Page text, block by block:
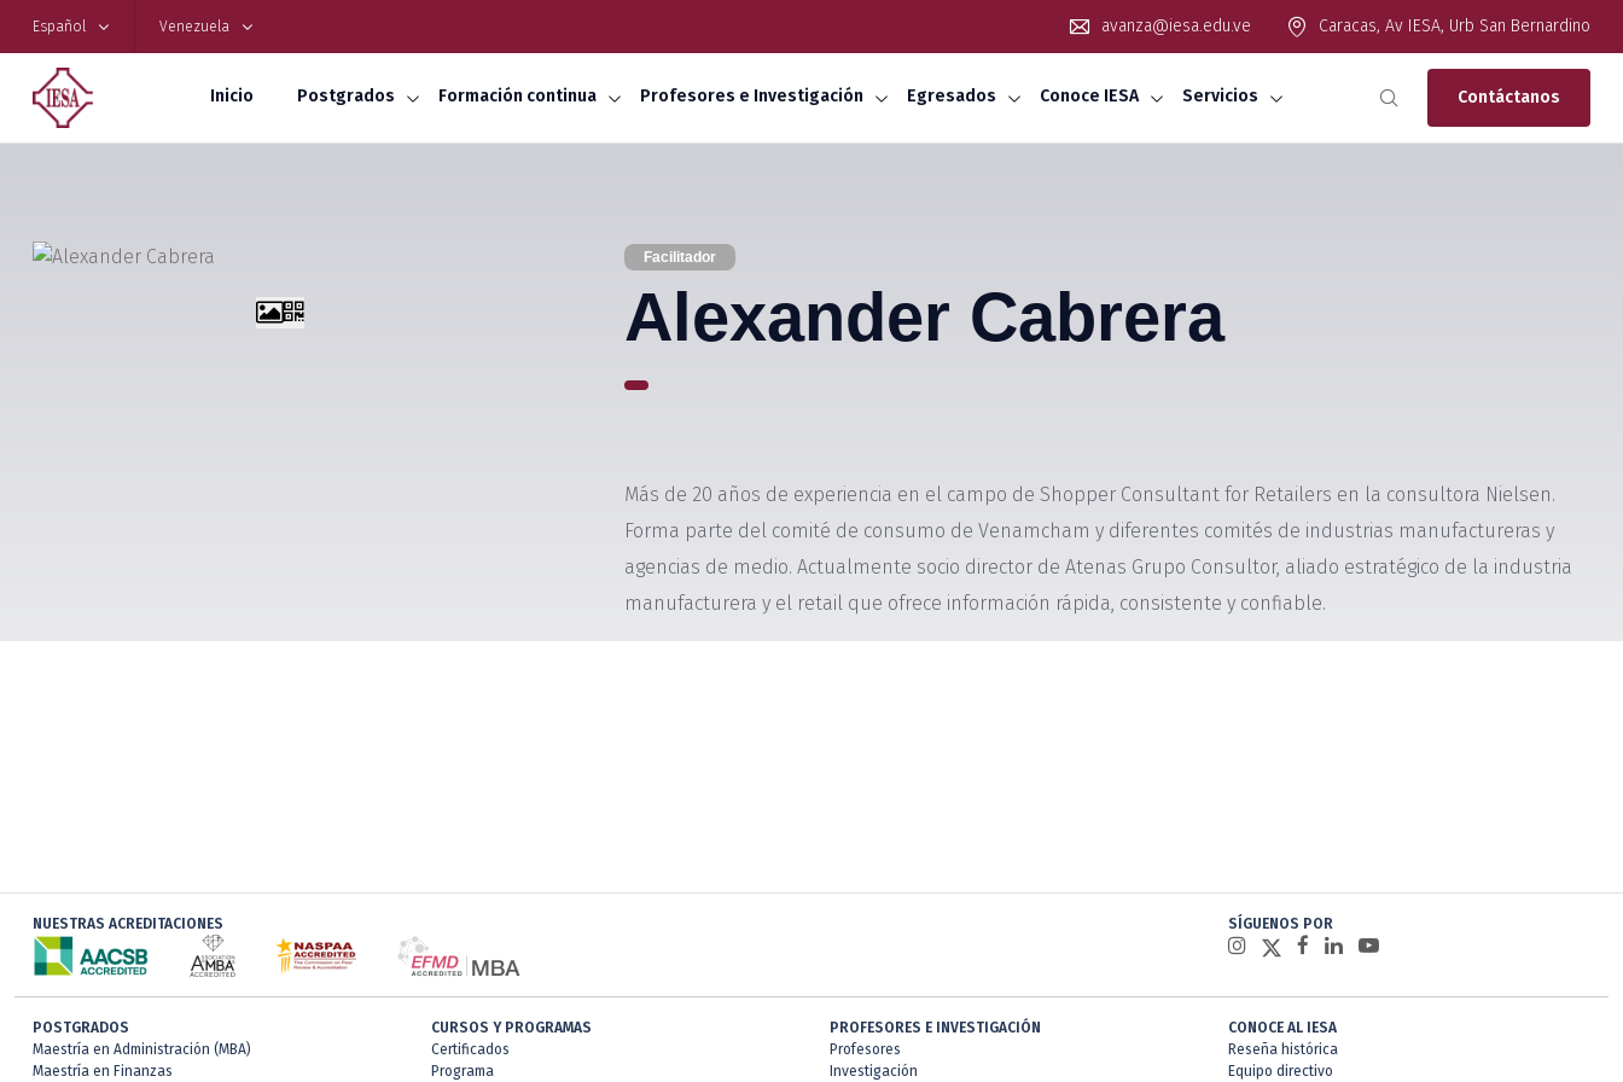
Español Venezuela avanza@iesa.edu.ve Caracas, Av IESA, Urb San Bernardino
Inicio Postgrados Formación continua Profesores e Investigación Egresados Conoce IESA Servicios Contáctanos
Facilitador
Alexander Cabrera
Más de 20 años de experiencia en el campo de Shopper Consultant for Retailers en la consultora Nielsen.
Forma parte del comité de consumo de Venamcham y diferentes comités de industrias manufactureras y
agencias de medio. Actualmente socio director de Atenas Grupo Consultor, aliado estratégico de la industria
manufacturera y el retail que ofrece información rápida, consistente y confiable.
NUESTRAS ACREDITACIONES SÍGUENOS POR
POSTGRADOS
Maestría en Administración (MBA)
Maestría en Finanzas
CURSOS Y PROGRAMAS
Certificados
Programa
PROFESORES E INVESTIGACIÓN
Profesores
Investigación
CONOCE AL IESA
Reseña histórica
Equipo directivo